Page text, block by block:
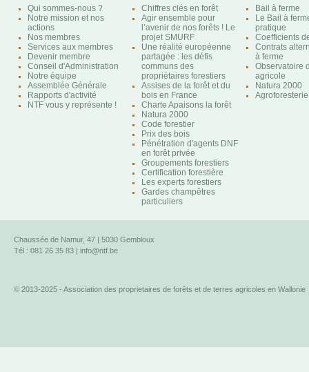
Qui sommes-nous ?
Notre mission et nos
actions
Nos membres
Services aux membres
Devenir membre
Conseil d'Administration
Notre équipe
Assemblée Générale
Rapports d'activité
NTF vous y représente !
Chiffres clés en forêt
Agir ensemble pour
l’avenir de nos forêts ! Le
projet SMURF
Une réalité européenne
partagée : les défis
communs des
propriétaires forestiers
Assises de la forêt et du
bois en France
Charte Apaisons la forêt
Natura 2000
Code forestier
Prix des bois
Pénétration d'agents DNF
en forêt privée
Groupements forestiers
Certification forestière
Les experts forestiers
Gardes champêtres
particuliers
Bail à ferme
Le Bail à
pratique
Coefficients
Contrats
à ferme
Observatoire
agricole
Natura 2000
Chaussée de Namur, 47 | 5030 Gembloux
Tél : 081 26 35 83 | info@ntf.be
© 2013-2025 - Association des proprietaires de forêts et de terres agricoles en Wallonie